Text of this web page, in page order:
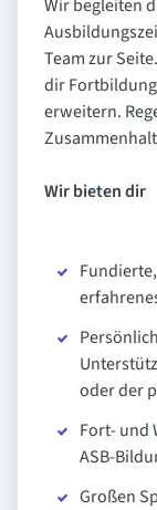
Wir begleiten
Team zur
dir
erweitern.
Wir bieten dir
oder der
Fort- und
ASB-
Großen